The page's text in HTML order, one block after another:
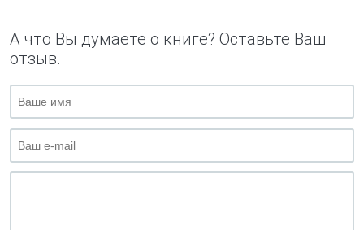
А что Вы думаете о книге? Оставьте Ваш
отзыв.